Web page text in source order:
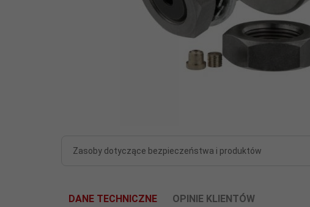
Zasoby dotyczące bezpieczeństwa i produktów
DANE TECHNICZNE OPINIE KLIENTÓW